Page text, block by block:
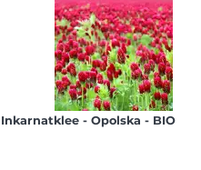
Inkarnatklee - Opolska - BIO